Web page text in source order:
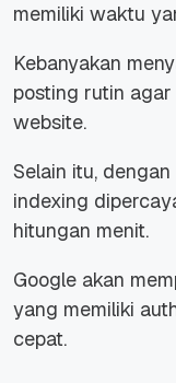
memiliki waktu
Kebanyakan
posting rutin
website.
Selain itu,
indexing
hitungan menit.
Google akan
yang memiliki
cepat.